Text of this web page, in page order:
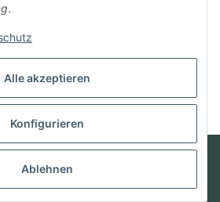
© Futter mit Liebe
Powered byJTL-Shop
.
Alle akzeptieren
Konfigurieren
Ablehnen